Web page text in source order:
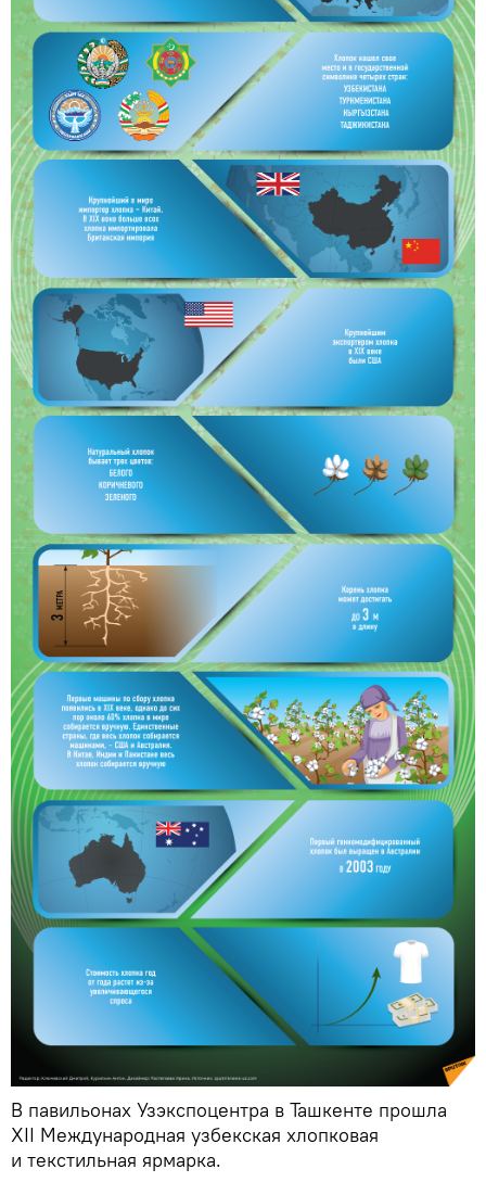
В павильонах Узэкспоцентра в Ташкенте прошла
XII Международная узбекская хлопковая
и текстильная ярмарка.